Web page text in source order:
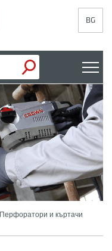
BG
Перфоратори и къртачи